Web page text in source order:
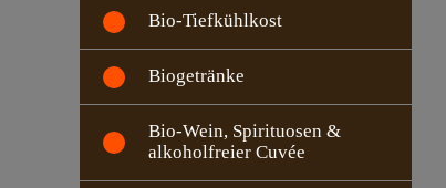
Bio-Tiefkühlkost
Biogetränke
Bio-Wein, Spirituosen &
alkoholfreier Cuvée